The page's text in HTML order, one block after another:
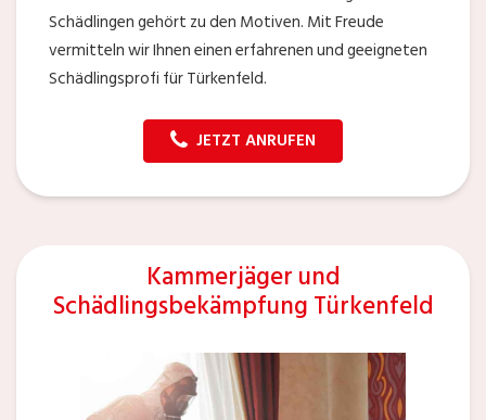
Schädlingen gehört zu den Motiven. Mit Freude
vermitteln wir Ihnen einen erfahrenen und geeigneten
Schädlingsprofi für Türkenfeld.
JETZT ANRUFEN
Kammerjäger und
Schädlingsbekämpfung Türkenfeld